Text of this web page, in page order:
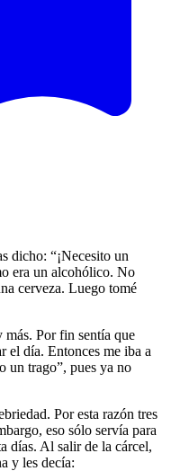
dicho: “¡Necesito un
era un alcohólico. No
cerveza. Luego tomé
Por fin sentía que
el día. Entonces me iba a
un trago”, pues ya no
Por esta razón tres
eso sólo servía para
días. Al salir de la cárcel,
y les decía: